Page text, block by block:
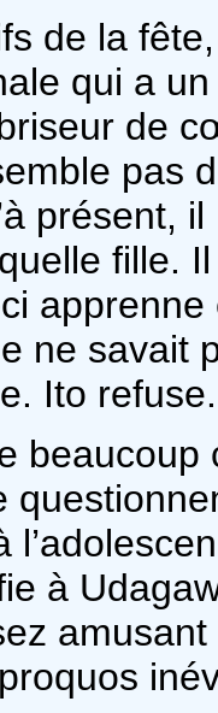
de la
qui a
de
pas
présent,
fille.
apprenne
ne savait
Ito refuse.
à
amusant